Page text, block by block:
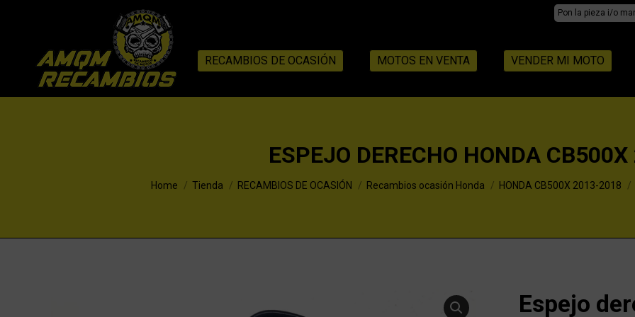
Search:
RECAMBIOS DE OCASIÓN MOTOS EN VENTA VENDER MI MOTO
ESPEJO DERECHO HONDA
You are here:
Home Tienda RECAMBIOS DE OCASIÓN Recambios ocasión Honda HONDA CB500X 2013-2018
Espejo